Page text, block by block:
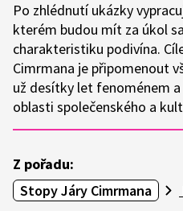
Po zhlédnutí ukázky
kterém budou mít za úkol
charakteristiku podivína.
Cimrmana je připomenout
už desítky let fenoménem a
oblasti společenského a
Z pořadu:
Stopy Járy Cimrmana